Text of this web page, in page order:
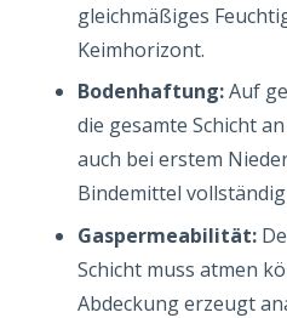
gleichmäßiges
Keimhorizont.
Bodenhaftung:Auf
die gesamte Schicht
auch bei erstem
Bindemittel
Gaspermeabilität:
Schicht muss atmen
Abdeckung erzeugt